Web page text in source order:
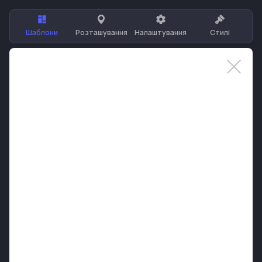
Шаблони Розташування Налаштування Стилі